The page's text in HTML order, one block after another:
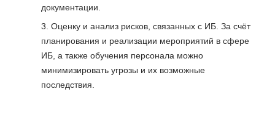
документации.
Оценку и анализ рисков, связанных с ИБ. За счёт
планирования и реализации мероприятий в сфере
ИБ, а также обучения персонала можно
минимизировать угрозы и их возможные
последствия.